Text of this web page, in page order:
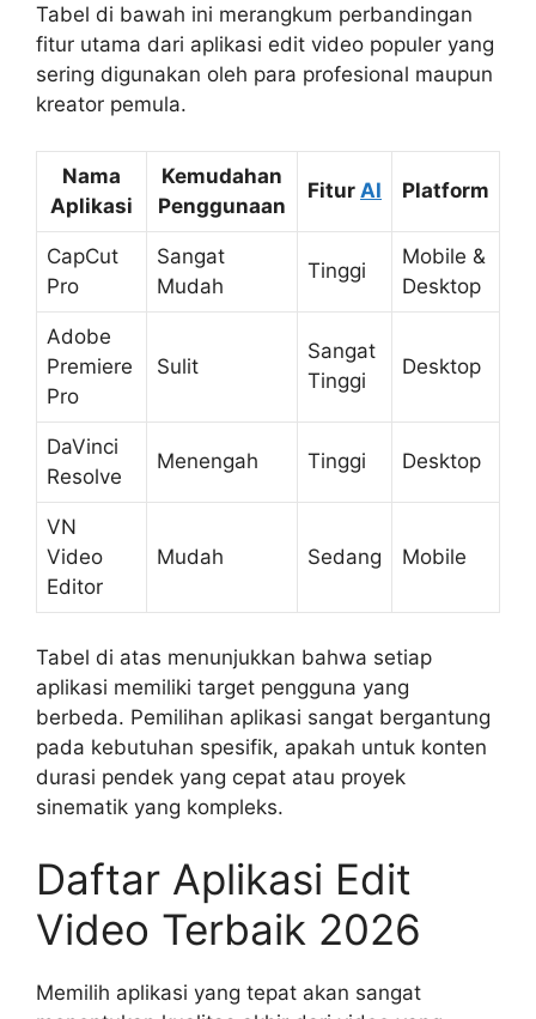
Tabel di bawah ini merangkum perbandingan
fitur utama dari aplikasi edit video populer yang
sering digunakan oleh para profesional maupun
kreator pemula.
Nama
Aplikasi
Kemudahan
Penggunaan
Fitur AI Platform
CapCut
Pro
Sangat
Mudah
Tinggi
Mobile &
Desktop
Adobe
Premiere
Pro
Sulit
Sangat
Tinggi
Desktop
DaVinci
Resolve
Menengah Tinggi Desktop
VN
Video
Editor
Mudah Sedang Mobile
Tabel di atas menunjukkan bahwa setiap
aplikasi memiliki target pengguna yang
berbeda. Pemilihan aplikasi sangat bergantung
pada kebutuhan spesifik, apakah untuk konten
durasi pendek yang cepat atau proyek
sinematik yang kompleks.
Daftar Aplikasi Edit
Video Terbaik 2026
Memilih aplikasi yang tepat akan sangat